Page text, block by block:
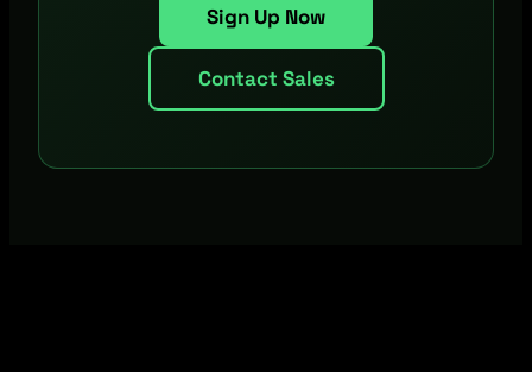
Sign Up Now
Contact Sales